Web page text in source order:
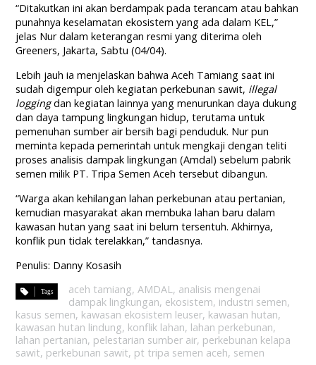
“Ditakutkan ini akan berdampak pada terancam atau bahkan
punahnya keselamatan ekosistem yang ada dalam KEL,”
jelas Nur dalam keterangan resmi yang diterima oleh
Greeners, Jakarta, Sabtu (04/04).
Lebih jauh ia menjelaskan bahwa Aceh Tamiang saat ini
sudah digempur oleh kegiatan perkebunan sawit, illegal
loggingdan kegiatan lainnya yang menurunkan daya dukung
dan daya tampung lingkungan hidup, terutama untuk
pemenuhan sumber air bersih bagi penduduk. Nur pun
meminta kepada pemerintah untuk mengkaji dengan teliti
proses analisis dampak lingkungan (Amdal) sebelum pabrik
semen milik PT. Tripa Semen Aceh tersebut dibangun.
“Warga akan kehilangan lahan perkebunan atau pertanian,
kemudian masyarakat akan membuka lahan baru dalam
kawasan hutan yang saat ini belum tersentuh. Akhirnya,
konflik pun tidak terelakkan,” tandasnya.
Penulis: Danny Kosasih
aceh tamiang,AMDAL , analisis mengenai
dampak lingkungan, ekosistem, industri semen,
kasus semen, kawasan ekosistem leuser, kawasan hutan,
kawasan hutan lindung, konflik lahan, lahan perkebunan,
lahan pertanian, pelestarian sumber air, perkebunan kelapa
sawit, perkebunan sawit, pt tripa semen aceh, semen